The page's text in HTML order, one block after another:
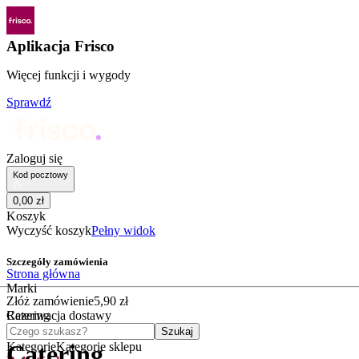
Aplikacja Frisco
Więcej funkcji i wygody
Sprawdź
Zaloguj się
Kod pocztowy
0,00 zł
Koszyk
Wyczyść koszykPełny widok
Szczegóły zamówienia
Złóż zamówienie5,90 zł
Rezerwacja dostawy
Czego szukasz?
Szukaj
KategorieKategorie sklepu
Strona główna
Marki
Catering